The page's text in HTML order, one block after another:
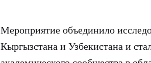
Мероприятие объединило
Кыргызстана и Узбекистана и